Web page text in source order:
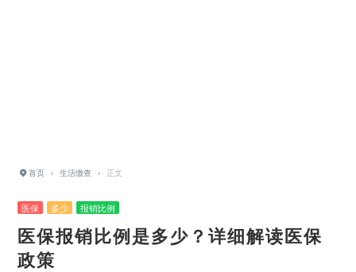
首页 › 生活缴查 › 正文
医保 多少 报销比例
医保报销比例是多少？详细解读医保
政策